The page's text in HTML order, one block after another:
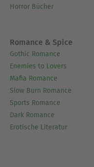
Horror Bücher
Romance & Spice
Gothic Romance
Enemies to Lovers
Mafia Romance
Slow Burn Romance
Sports Romance
Dark Romance
Erotische Literatur